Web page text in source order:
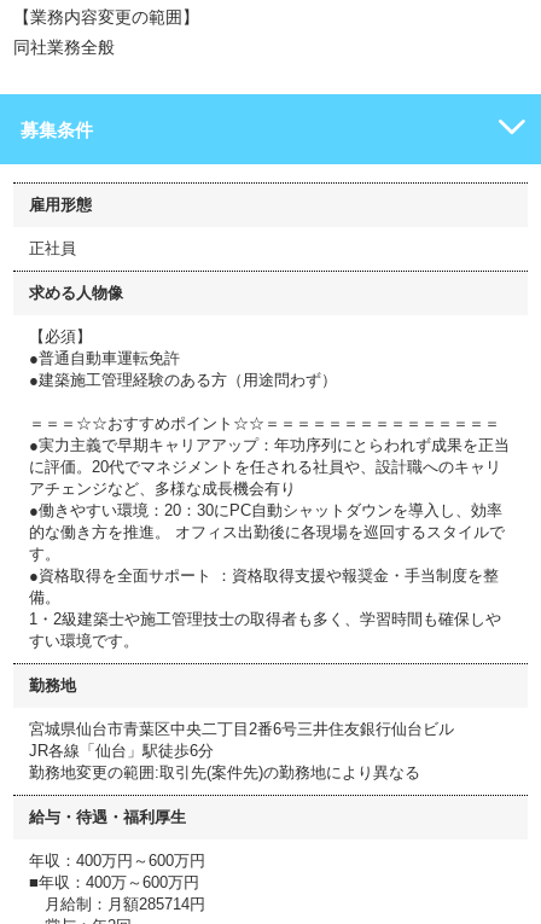
【業務内容変更の範囲】
同社業務全般
募集条件
雇用形態
正社員
求める人物像
【必須】
●普通自動車運転免許
●建築施工管理経験のある方（用途問わず）
＝＝＝☆☆おすすめポイント☆☆＝＝＝＝＝＝＝＝＝＝＝＝＝＝＝
●実力主義で早期キャリアアップ：年功序列にとらわれず成果を正当
に評価。20代でマネジメントを任される社員や、設計職へのキャリ
アチェンジなど、多様な成長機会有り
●働きやすい環境：20：30にPC自動シャットダウンを導入し、効率
的な働き方を推進。 オフィス出勤後に各現場を巡回するスタイルで
す。
●資格取得を全面サポート ：資格取得支援や報奨金・手当制度を整
備。
1・2級建築士や施工管理技士の取得者も多く、学習時間も確保しや
すい環境です。
勤務地
宮城県仙台市青葉区中央二丁目2番6号三井住友銀行仙台ビル
JR各線「仙台」駅徒歩6分
勤務地変更の範囲:取引先(案件先)の勤務地により異なる
給与・待遇・福利厚生
年収：400万円～600万円
■年収：400万～600万円
月給制：月額285714円